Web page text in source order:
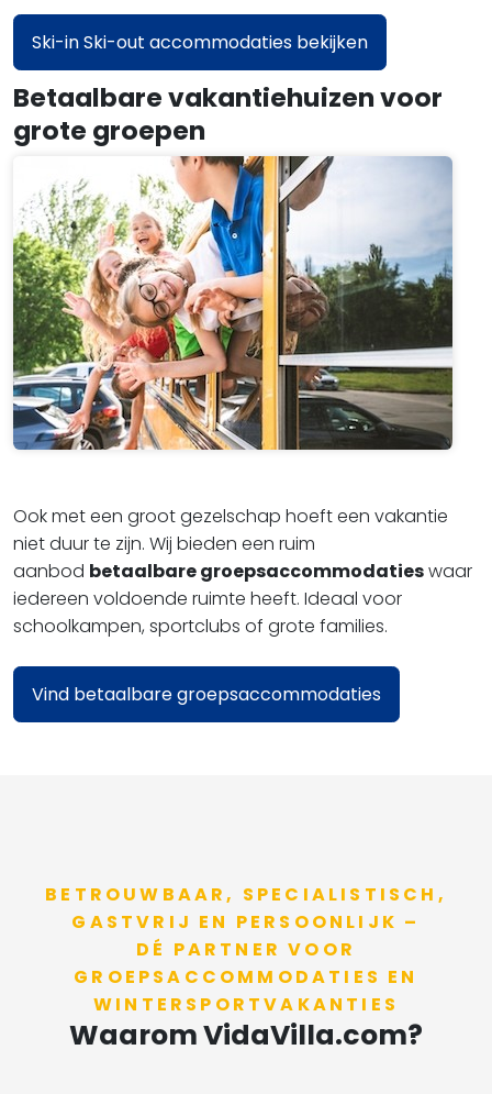
Ski-in Ski-out accommodaties bekijken
Betaalbare vakantiehuizen voor
grote groepen
Ook met een groot gezelschap hoeft een vakantie
niet duur te zijn. Wij bieden een ruim
aanbod betaalbare groepsaccommodatieswaar
iedereen voldoende ruimte heeft. Ideaal voor
schoolkampen, sportclubs of grote families.
Vind betaalbare groepsaccommodaties
BETROUWBAAR, SPECIALISTISCH,
GASTVRIJ EN PERSOONLIJK –
​​​​​​​DÉ PARTNER VOOR
GROEPSACCOMMODATIES EN
WINTERSPORTVAKANTIES
Waarom VidaVilla.com?